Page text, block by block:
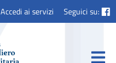
Accedi ai servizi Seguici su: